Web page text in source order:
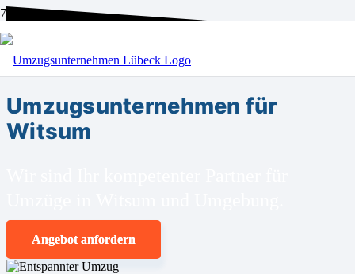
BEI UNS SIND SIE RICHTIG!
Umzugsunternehmen für
Witsum
Angebot anfordern